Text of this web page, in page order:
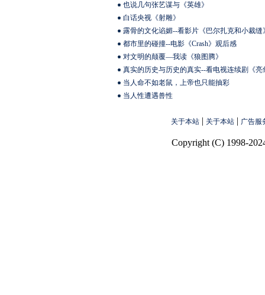
也说几句张艺谋与《英雄》
白话央视《射雕》
露骨的文化谄媚--看影片《巴尔扎克和小裁缝
都市里的碰撞--电影《Crash》观后感
对文明的颠覆—我读《狼图腾》
真实的历史与历史的真实--看电视连续剧《亮
当人命不如老鼠，上帝也只能抽彩
当人性遭遇兽性
关于本站 | 关于本站 | 广告服
Copyright (C) 1998-